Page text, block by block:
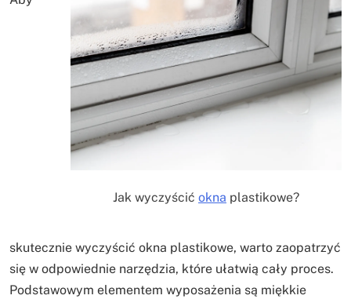
Jak wyczyścić okna plastikowe?
skutecznie wyczyścić okna plastikowe, warto zaopatrzyć
się w odpowiednie narzędzia, które ułatwią cały proces.
Podstawowym elementem wyposażenia są miękkie